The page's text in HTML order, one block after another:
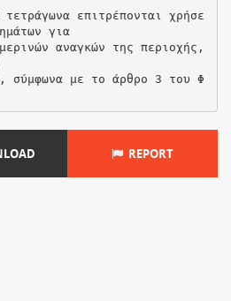
επιτρέπονται χρήσε
για
αναγκών της περιοχής,
σύμφωνα με το άρθρο 3 του Φ
REPORT